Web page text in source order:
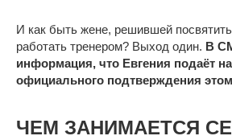
И как быть жене, решившей
работать тренером? Выход один. В
информация, что Евгения подаёт
официального подтверждения
ЧЕМ ЗАНИМАЕТСЯ